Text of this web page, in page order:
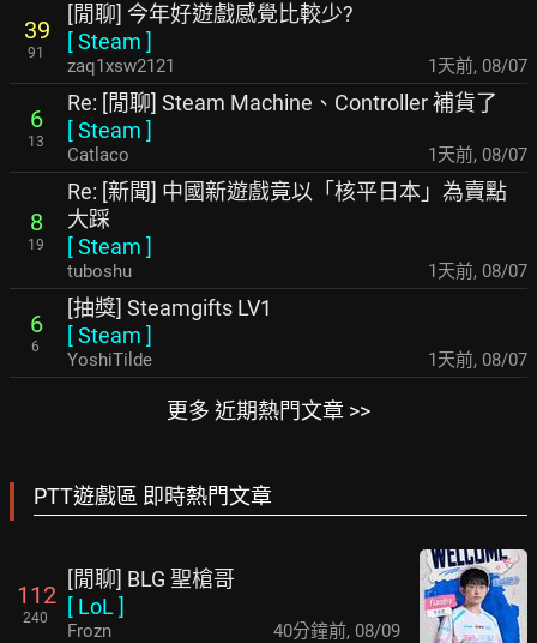
39
91
[閒聊] 今年好遊戲感覺比較少?
[Steam ]
zaq1xsw2121 1天前, 08/07
6
13
Re: [閒聊] Steam Machine、Controller 補貨了
[Steam ]
Catlaco 1天前, 08/07
8
19
Re: [新聞] 中國新遊戲竟以「核平日本」為賣點
大踩
[Steam ]
tuboshu 1天前, 08/07
6
6
[抽獎] Steamgifts LV1
[Steam ]
YoshiTilde 1天前, 08/07
更多 近期熱門文章 >>
PTT遊戲區 即時熱門文章
112
240
[閒聊] BLG 聖槍哥
[ LoL ]
Frozn 40分鐘前, 08/09